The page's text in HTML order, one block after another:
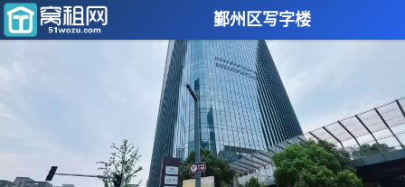
鄞州区写字楼